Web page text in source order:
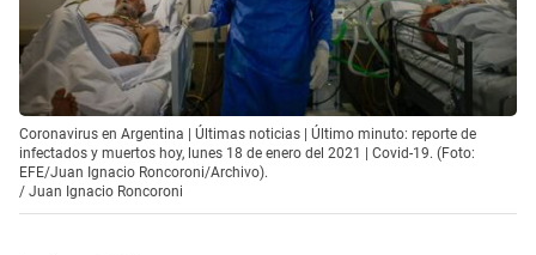
Coronavirus en Argentina | Últimas noticias | Último minuto: reporte de
infectados y muertos hoy, lunes 18 de enero del 2021 | Covid-19. (Foto:
EFE/Juan Ignacio Roncoroni/Archivo).
/ Juan Ignacio Roncoroni